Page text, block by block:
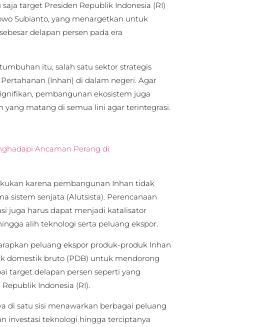
target Presiden Republik Indonesia (RI)
Subianto, yang menargetkan untuk
delapan persen pada era
itu, salah satu sektor strategis
(Inhan) di dalam negeri. Agar
pembangunan ekosistem juga
yang matang di semua lini agar terintegrasi.
Ancaman Perang di
karena pembangunan Inhan tidak
sistem senjata (Alutsista). Perencanaan
juga harus dapat menjadi katalisator
alih teknologi serta peluang ekspor.
peluang ekspor produk-produk Inhan
domestik bruto (PDB) untuk mendorong
target delapan persen seperti yang
Indonesia (RI).
di satu sisi menawarkan berbagai peluang
investasi teknologi hingga terciptanya